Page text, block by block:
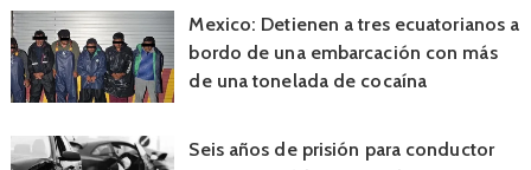
Mexico: Detienen a tres ecuatorianos a
bordo de una embarcación con más
de una tonelada de cocaína
Seis años de prisión para conductor